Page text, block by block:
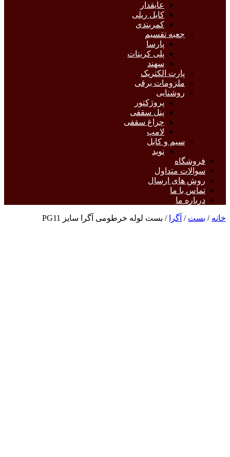
عایقدار
کابل ریلی
کمربندی
جعبه تقسیم
پارسا
پلی کربنات
سهند
پارت الکتریک
ملزومات برقی
روشنایی
پروژکتور
پنل سقفی
چراغ سقفی
لامپ
سیم و کابل
نوید
فروشگاه
سوالات متداول
روش های ارسال
تماس با ما
درباره ما
خانه / بست / آگرا / بست لوله خرطومی آگرا سایز PG11